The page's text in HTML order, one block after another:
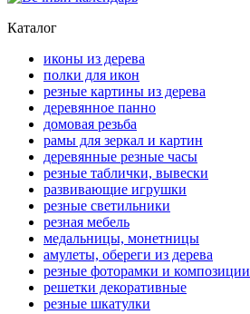
Каталог
иконы из дерева
полки для икон
резные картины из дерева
деревянное панно
домовая резьба
рамы для зеркал и картин
деревянные резные часы
резные таблички, вывески
развивающие игрушки
резные светильники
резная мебель
медальницы, монетницы
амулеты, обереги из дерева
резные фоторамки и композиции
решетки декоративные
резные шкатулки